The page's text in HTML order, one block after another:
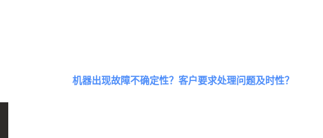
机器出现故障不确定性？客户要求处理问题及时性？
2、选择全能型香港服务器，您再也不需要担心系统故